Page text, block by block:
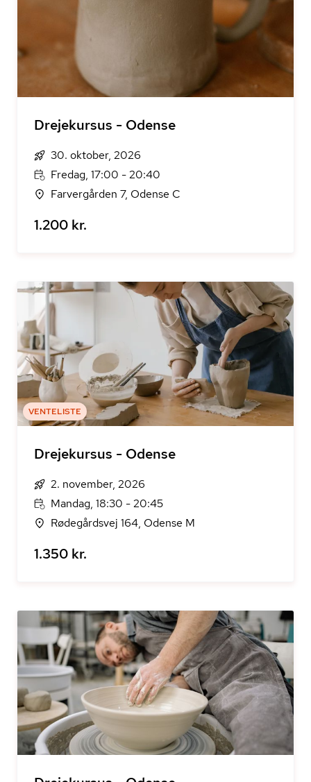
Drejekursus - Odense
30. oktober, 2026
Fredag, 17:00 - 20:40
Farvergården 7, Odense C
1.200 kr.
VENTELISTE
Drejekursus - Odense
2. november, 2026
Mandag, 18:30 - 20:45
Rødegårdsvej 164, Odense M
1.350 kr.